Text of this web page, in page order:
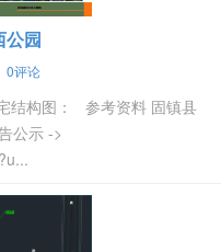
公园
0评论
结构图： 参考资料 固镇县
公示 ->